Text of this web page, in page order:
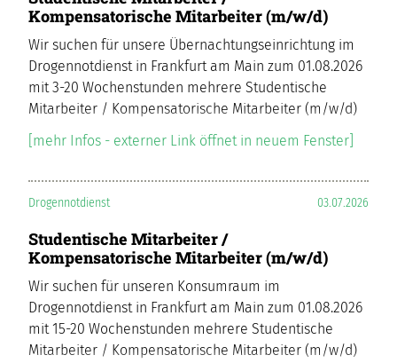
Kompensatorische Mitarbeiter (m/w/d)
Wir suchen für unsere Übernachtungseinrichtung im
Drogennotdienst in Frankfurt am Main zum 01.08.2026
mit 3-20 Wochenstunden mehrere Studentische
Mitarbeiter / Kompensatorische Mitarbeiter (m/w/d)
[mehr Infos - externer Link öffnet in neuem Fenster]
03.07.2026
Drogennotdienst
Studentische Mitarbeiter /
Kompensatorische Mitarbeiter (m/w/d)
Wir suchen für unseren Konsumraum im
Drogennotdienst in Frankfurt am Main zum 01.08.2026
mit 15-20 Wochenstunden mehrere Studentische
Mitarbeiter / Kompensatorische Mitarbeiter (m/w/d)